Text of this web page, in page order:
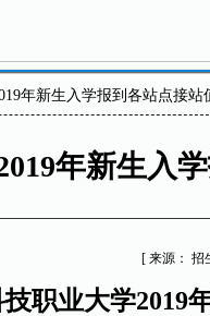
年新生入学报到各站点接站
年新生入
[ 来源： 招
职业大学2019